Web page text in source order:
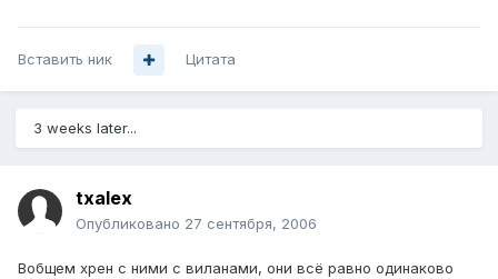
Вставить ник Цитата
3 weeks later...
txalex
Опубликовано 27 сентября, 2006
Вобщем хрен с ними с виланами, они всё равно одинаково